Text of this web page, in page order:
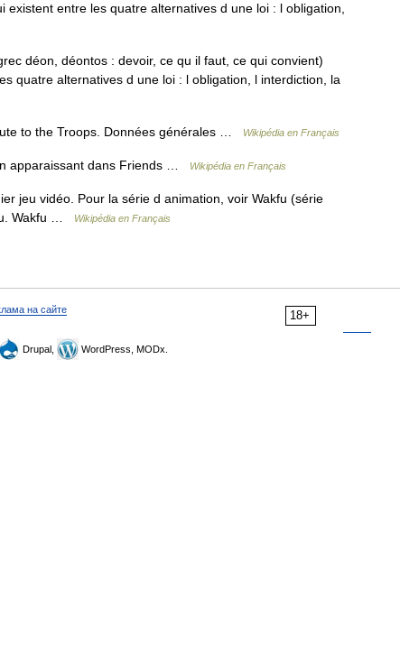
entre les quatre alternatives d une loi : l obligation,
déon, déontos : devoir, ce qu il faut, ce qui convient)
quatre alternatives d une loi : l obligation, l interdiction, la
to the Troops. Données générales … Wikipédia en Français
apparaissant dans Friends … Wikipédia en Français
jeu vidéo. Pour la série d animation, voir Wakfu (série
Wakfu …
Wikipédia en Français
18+
на сайте
Drupal, WordPress, MODx.